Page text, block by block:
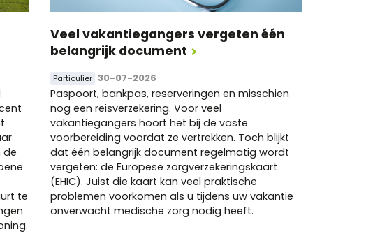
de
te
Veel vakantiegangers vergeten één
belangrijk document
Particulier 30-07-2026
Paspoort, bankpas, reserveringen en misschien
nog een reisverzekering. Voor veel
vakantiegangers hoort het bij de vaste
voorbereiding voordat ze vertrekken. Toch blijkt
dat één belangrijk document regelmatig wordt
vergeten: de Europese zorgverzekeringskaart
(EHIC). Juist die kaart kan veel praktische
problemen voorkomen als u tijdens uw vakantie
onverwacht medische zorg nodig heeft.